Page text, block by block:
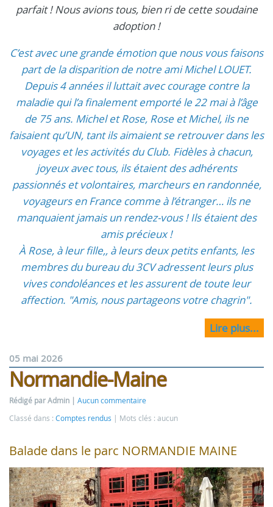
parfait ! Nous avions tous, bien ri de cette soudaine
adoption !
C’est avec une grande émotion que nous vous faisons
part de la disparition de notre ami Michel LOUET.
Depuis 4 années il luttait avec courage contre la
maladie qui l’a finalement emporté le 22 mai à l’âge
de 75 ans. Michel et Rose, Rose et Michel, ils ne
faisaient qu’UN, tant ils aimaient se retrouver dans les
voyages et les activités du Club. Fidèles à chacun,
joyeux avec tous, ils étaient des adhérents
passionnés et volontaires, marcheurs en randonnée,
voyageurs en France comme à l’étranger… ils ne
manquaient jamais un rendez-vous ! Ils étaient des
amis précieux !
À Rose, à leur fille,, à leurs deux petits enfants, les
membres du bureau du 3CV adressent leurs plus
vives condoléances et les assurent de toute leur
affection. "Amis, nous partageons votre chagrin".
Lire plus...
05 mai 2026
Normandie-Maine
Rédigé par Admin
Aucun commentaire
Classé dans : Comptes rendus Mots clés : aucun
Balade dans le parc NORMANDIE MAINE